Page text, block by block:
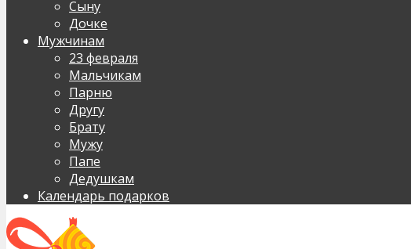
Сыну
Дочке
Мужчинам
23 февраля
Мальчикам
Парню
Другу
Брату
Мужу
Папе
Дедушкам
Календарь подарков